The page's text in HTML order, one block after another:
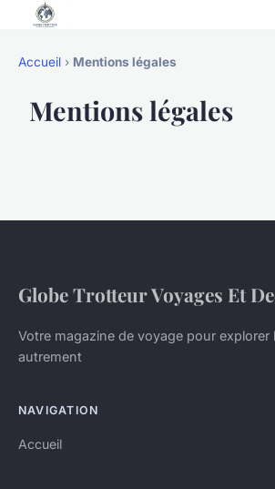
Accueil › Mentions légales
Mentions légales
Globe Trotteur Voyages Et
Votre magazine de voyage pour explorer
autrement
NAVIGATION
Accueil